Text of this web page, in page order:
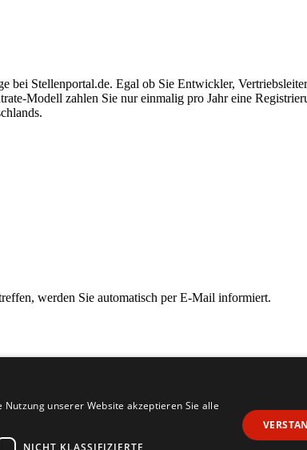
bei Stellenportal.de. Egal ob Sie Entwickler,
Modell zahlen Sie nur einmalig pro Jahr eine
werden Sie automatisch per E-Mail informiert.
unserer Website akzeptieren Sie alle
NICHT KLASSIFIZIERTE